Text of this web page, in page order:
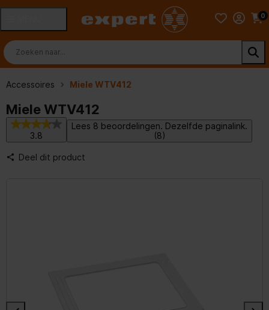
0
Accessoires Miele WTV412
Miele WTV412
3.8
Lees 8 beoordelingen. Dezelfde paginalink.
(8)
Deel dit product